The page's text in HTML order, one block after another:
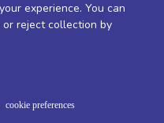
experience. You can
reject collection by
cookie preferences
e o valor do item não será
ilustrativas, podendo haver
os pedidos estão sujeitos à